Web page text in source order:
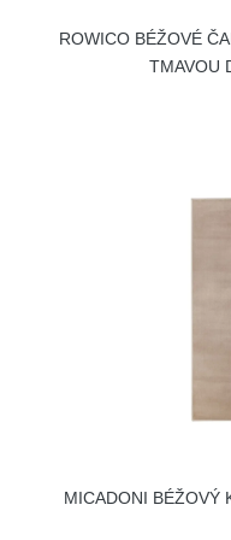
ROWICO BÉŽOVÉ
TMAVOU
MICADONI BÉŽOVÝ